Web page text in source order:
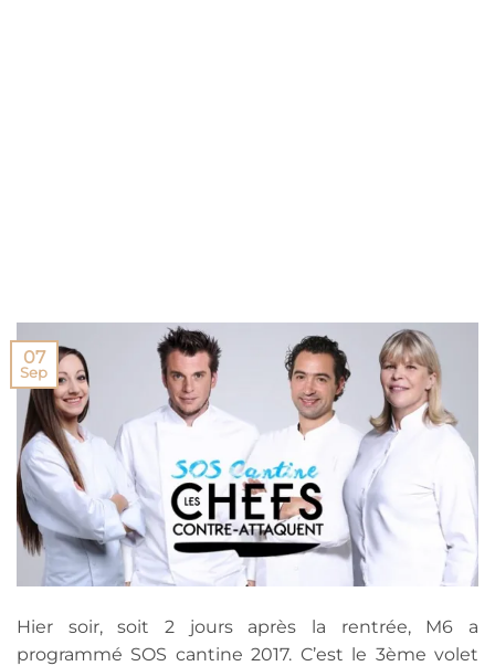
07
Sep
Hier soir, soit 2 jours après la rentrée, M6 a
programmé SOS cantine 2017. C’est le 3ème volet